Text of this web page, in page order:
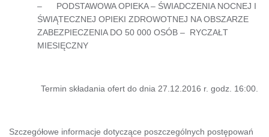
– PODSTAWOWA OPIEKA – ŚWIADCZENIA NOCNEJ I
ŚWIĄTECZNEJ OPIEKI ZDROWOTNEJ NA OBSZARZE
ZABEZPIECZENIA DO 50 000 OSÓB – RYCZAŁT
MIESIĘCZNY
Termin składania ofert do dnia 27.12.2016 r. godz. 16:00.
Szczegółowe informacje dotyczące poszczególnych postępowań